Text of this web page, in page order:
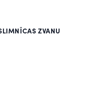
ZVANU